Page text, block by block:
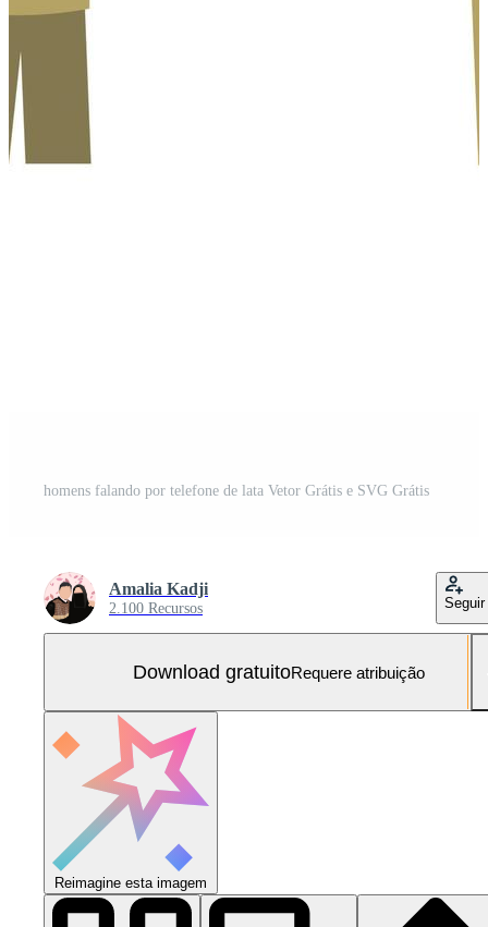
homens falando por telefone de lata Vetor Grátis e SVG Grátis
Amalia Kadji
2.100 Recursos Seguir
Download gratuitoRequere atribuição
Reimagine esta imagem